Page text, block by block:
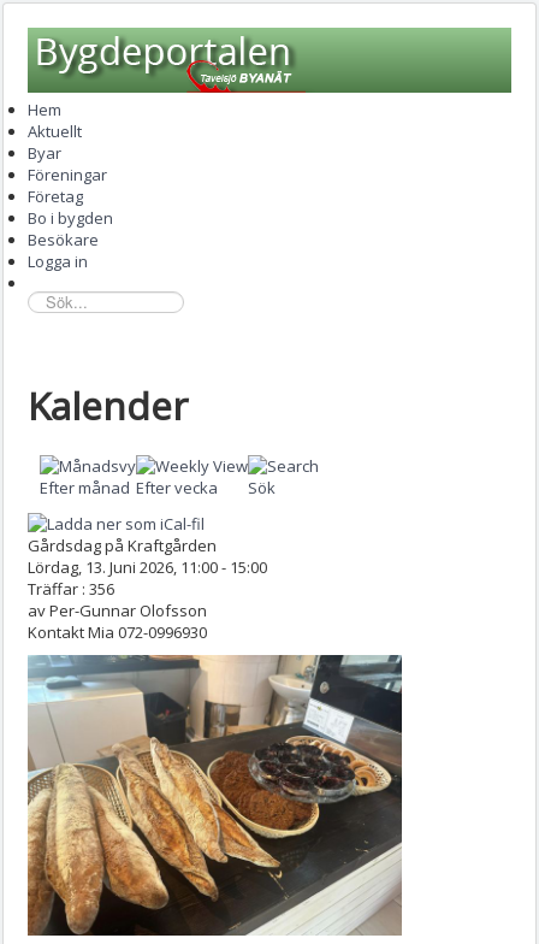
Hem
Aktuellt
Byar
Föreningar
Företag
Bo i bygden
Besökare
Logga in
sök...
Kalender
Efter månad Efter vecka Sök
Gårdsdag på Kraftgården
Lördag, 13. Juni 2026, 11:00 - 15:00
Träffar : 356
avPer-Gunnar Olofsson
KontaktMia 072-0996930